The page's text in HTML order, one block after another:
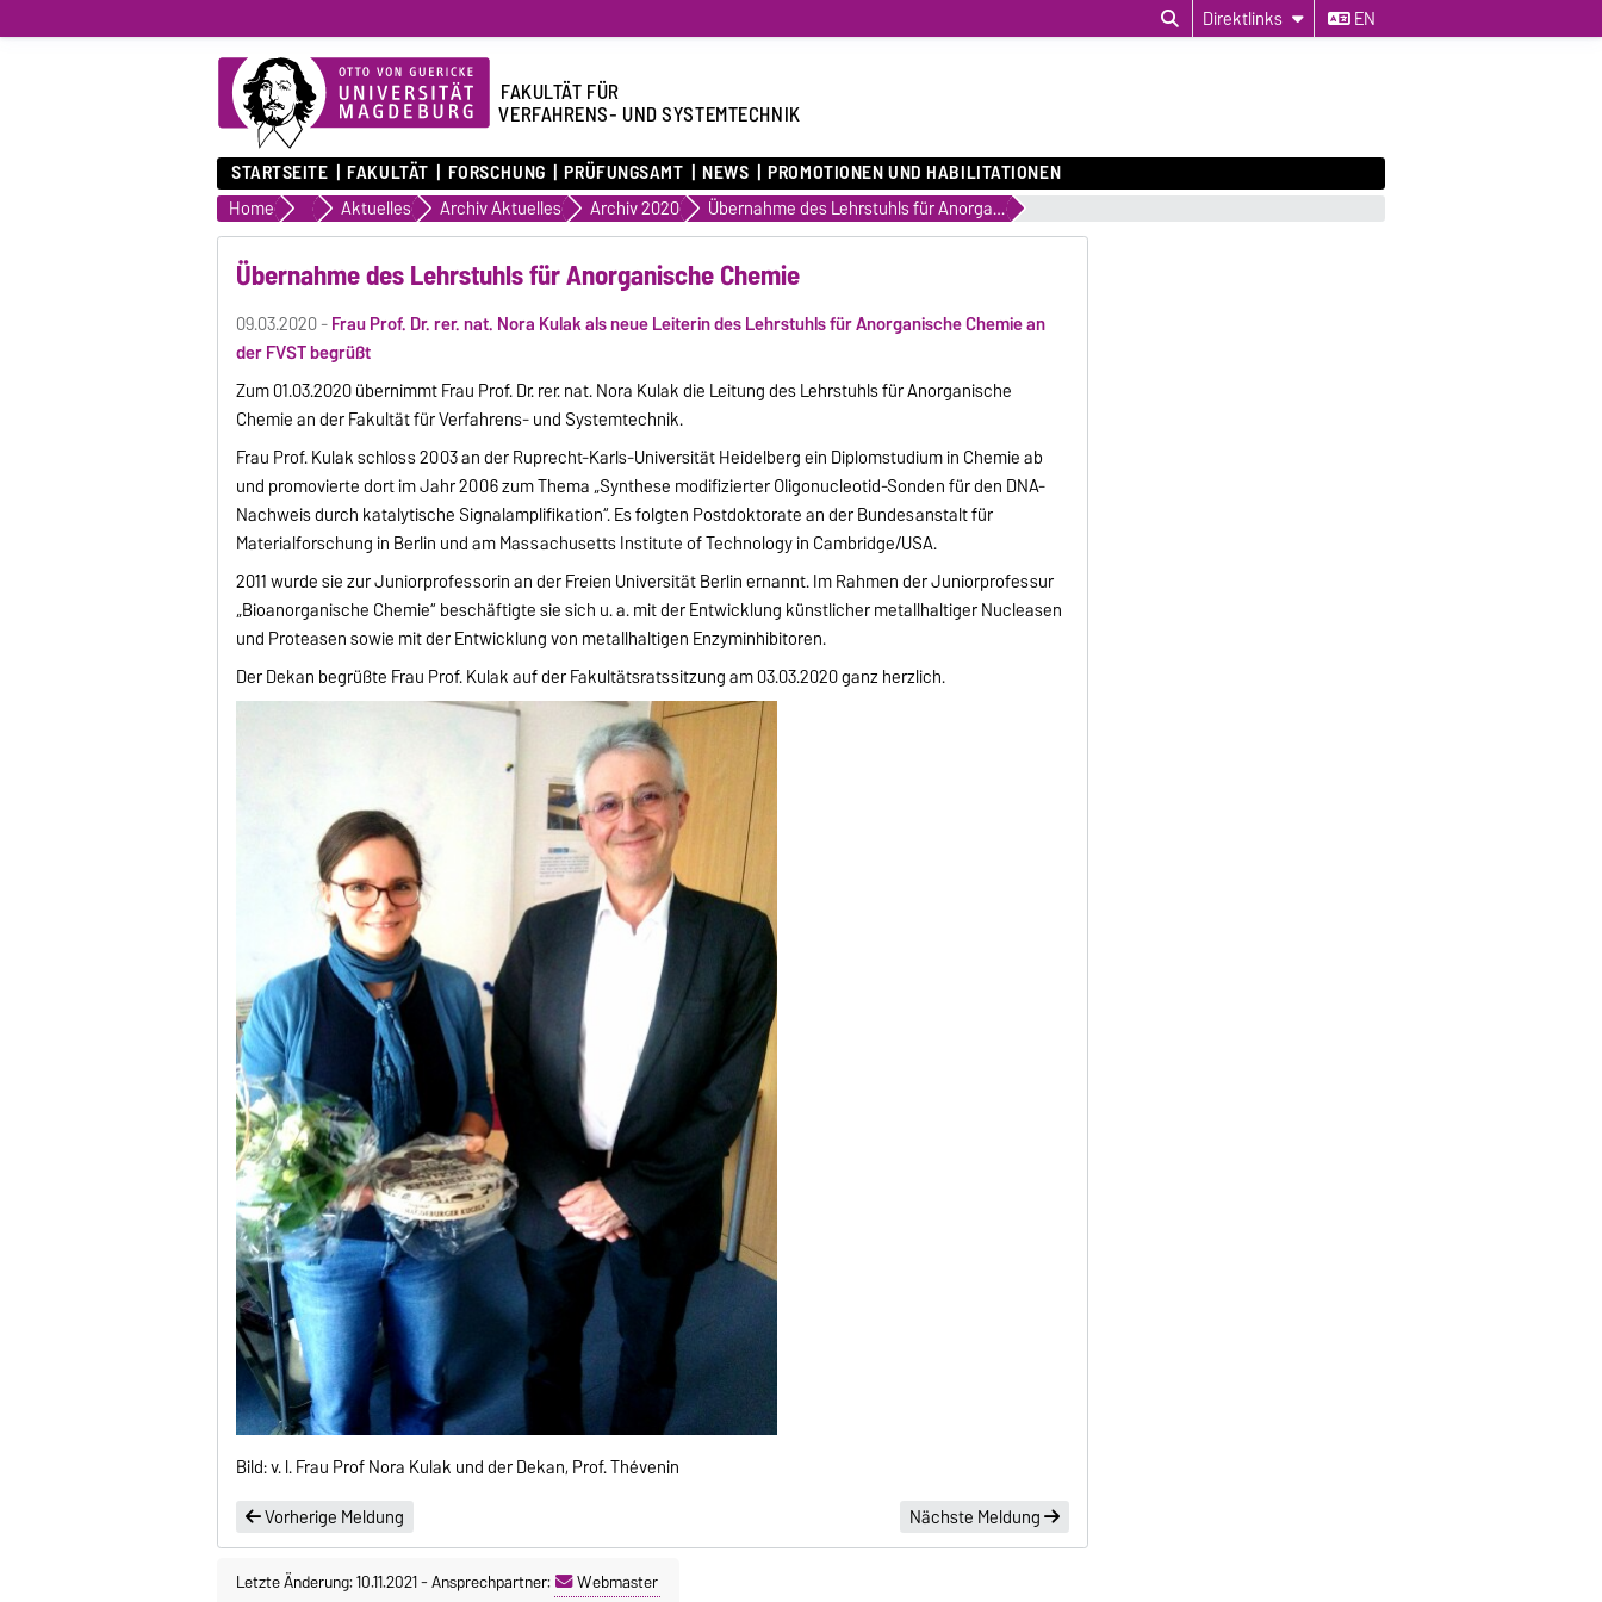
Direktlinks EN
FAKULTÄT FÜR
VERFAHRENS- UND SYSTEMTECHNIK
STARTSEITE FAKULTÄT FORSCHUNG PRÜFUNGSAMT NEWS PROMOTIONEN UND HABILITATIONEN
Home FakultätAktuelles Archiv Aktuelles Archiv 2020 Übernahme des Lehrstuhls für Anorganische Chemie
Übernahme des Lehrstuhls für Anorganische Chemie
09.03.2020 -Frau Prof. Dr. rer. nat. Nora Kulak als neue Leiterin des Lehrstuhls für Anorganische Chemie an
der FVST begrüßt
Zum 01.03.2020 übernimmt Frau Prof. Dr. rer. nat. Nora Kulak die Leitung des Lehrstuhls für Anorganische
Chemie an der Fakultät für Verfahrens- und Systemtechnik.
Frau Prof. Kulak schloss 2003 an der Ruprecht-Karls-Universität Heidelberg ein Diplomstudium in Chemie ab
und promovierte dort im Jahr 2006 zum Thema „Synthese modifizierter Oligonucleotid-Sonden für den DNA-
Nachweis durch katalytische Signalamplifikation“. Es folgten Postdoktorate an der Bundesanstalt für
Materialforschung in Berlin und am Massachusetts Institute of Technology in Cambridge/USA.
2011 wurde sie zur Juniorprofessorin an der Freien Universität Berlin ernannt. Im Rahmen der Juniorprofessur
„Bioanorganische Chemie“ beschäftigte sie sich u. a. mit der Entwicklung künstlicher metallhaltiger Nucleasen
und Proteasen sowie mit der Entwicklung von metallhaltigen Enzyminhibitoren.
Der Dekan begrüßte Frau Prof. Kulak auf der Fakultätsratssitzung am 03.03.2020 ganz herzlich.
Bild: v. l. Frau Prof Nora Kulak und der Dekan, Prof. Thévenin
Vorherige Meldung
Nächste Meldung
Letzte Änderung: 10.11.2021-Ansprechpartner: Webmaster